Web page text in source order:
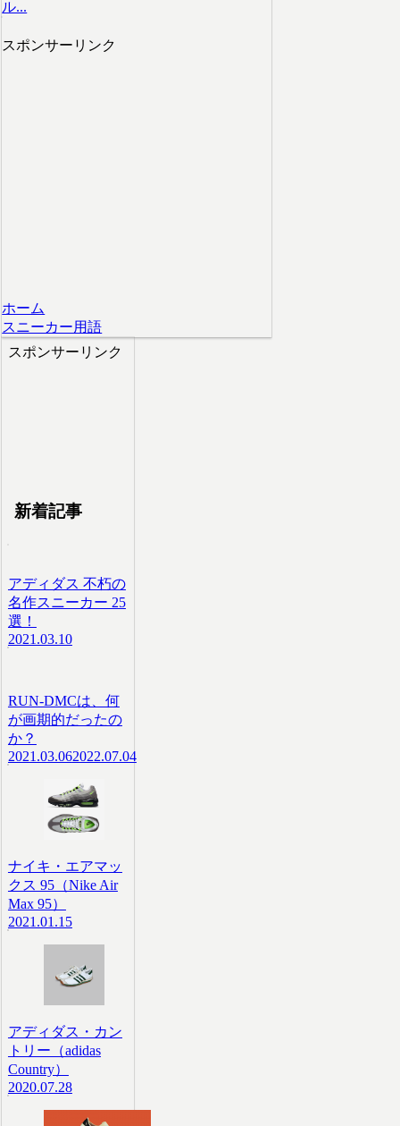
ル...
スポンサーリンク
ホーム
スニーカー用語
スポンサーリンク
新着記事
アディダス 不朽の
名作スニーカー 25
選！
2021.03.10
RUN-DMCは、何
が画期的だったの
か？
2021.03.062022.07.04
ナイキ・エアマッ
クス 95（Nike Air
Max 95）
2021.01.15
アディダス・カン
トリー（adidas
Country）
2020.07.28